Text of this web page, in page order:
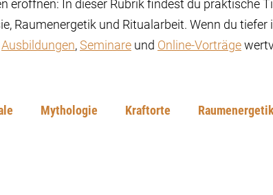
eröffnen: In dieser Rubrik findest du praktische
Raumenergetik und Ritualarbeit. Wenn du tiefer
Ausbildungen,Seminare und Online-Vorträge
Mythologie Kraftorte Raumenergetik